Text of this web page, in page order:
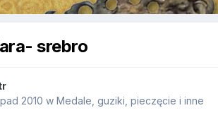
srebro
2010 w Medale, guziki, pieczęcie i inne